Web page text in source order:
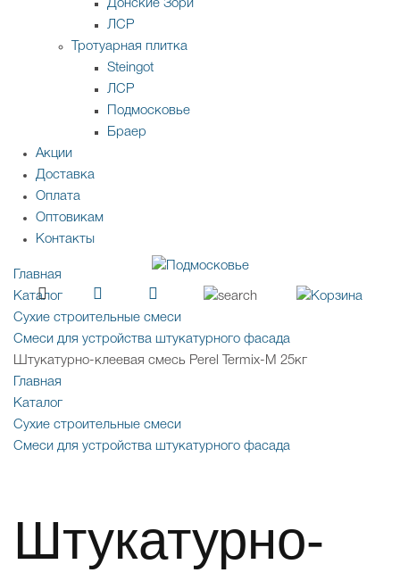
Донские Зори
ЛСР
Тротуарная плитка
Steingot
ЛСР
Подмосковье
Браер
Акции
Доставка
Оплата
Оптовикам
Контакты
Главная
Каталог
Сухие строительные смеси
Смеси для устройства штукатурного фасада
Штукатурно-клеевая смесь Perel Termix-M 25кг
Главная
Каталог
Сухие строительные смеси
Смеси для устройства штукатурного фасада
Штукатурно-